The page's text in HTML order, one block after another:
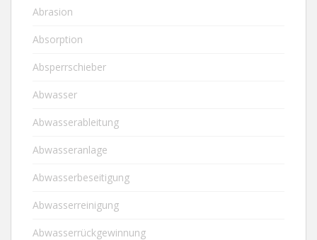
Abrasion
Absorption
Absperrschieber
Abwasser
Abwasserableitung
Abwasseranlage
Abwasserbeseitigung
Abwasserreinigung
Abwasserrückgewinnung